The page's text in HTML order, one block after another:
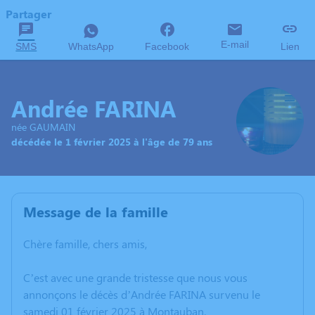
Partager
SMS WhatsApp Facebook E-mail Lien
Andrée FARINA
née GAUMAIN
décédée le 1 février 2025 à l'âge de 79 ans
Message de la famille
Chère famille, chers amis,
C’est avec une grande tristesse que nous vous
annonçons le décès d’Andrée FARINA survenu le
samedi 01 février 2025 à Montauban.